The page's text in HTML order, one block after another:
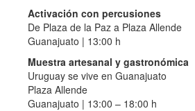
Activación con percusiones
De Plaza de la Paz a Plaza Allende
Guanajuato | 13:00 h
Muestra artesanal y gastronómica
Uruguay se vive en Guanajuato
Plaza Allende
Guanajuato | 13:00 – 18:00 h